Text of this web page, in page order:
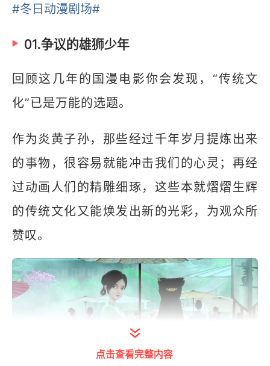
#冬日动漫剧场#
01.争议的雄狮少年
回顾这几年的国漫电影你会发现，“传统文
化”已是万能的选题。
作为炎黄子孙，那些经过千年岁月提炼出来
的事物，很容易就能冲击我们的心灵；再经
过动画人们的精雕细琢，这些本就熠熠生辉
的传统文化又能焕发出新的光彩，为观众所
赞叹。
点击查看完整内容